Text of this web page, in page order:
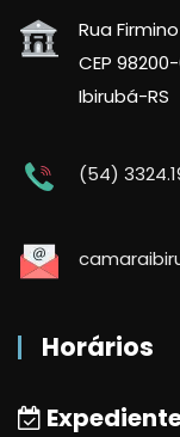
Rua
CEP
Ibirubá-RS
(54)
Horários